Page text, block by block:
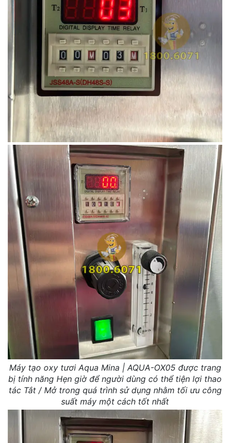
Máy tạo oxy tươi Aqua Mina | AQUA-OX05 được trang
bị tính năng Hẹn giờ để người dùng có thể tiện lợi thao
tác Tắt / Mở trong quá trình sử dụng nhằm tối ưu công
suất máy một cách tốt nhất